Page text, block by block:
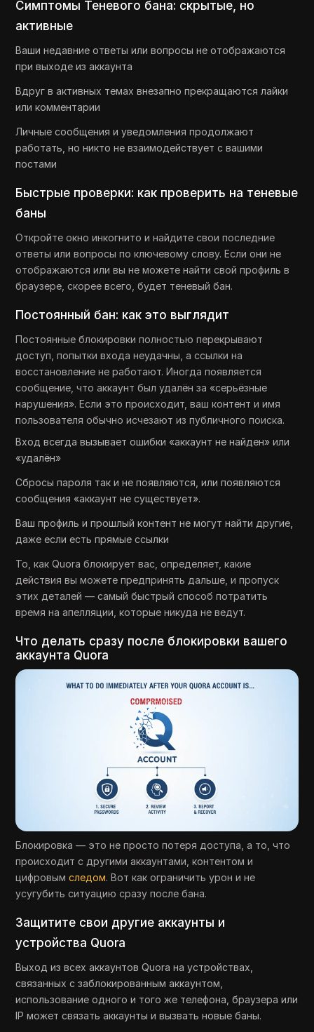
Симптомы Теневого бана: скрытые, но
активные
Ваши недавние ответы или вопросы не отображаются
при выходе из аккаунта
Вдруг в активных темах внезапно прекращаются лайки
или комментарии
Личные сообщения и уведомления продолжают
работать, но никто не взаимодействует с вашими
постами
Быстрые проверки: как проверить на теневые
баны
Откройте окно инкогнито и найдите свои последние
ответы или вопросы по ключевому слову. Если они не
отображаются или вы не можете найти свой профиль в
браузере, скорее всего, будет теневый бан.
Постоянный бан: как это выглядит
Постоянные блокировки полностью перекрывают
доступ, попытки входа неудачны, а ссылки на
восстановление не работают. Иногда появляется
сообщение, что аккаунт был удалён за «серьёзные
нарушения». Если это происходит, ваш контент и имя
пользователя обычно исчезают из публичного поиска.
Вход всегда вызывает ошибки «аккаунт не найден» или
«удалён»
Сбросы пароля так и не появляются, или появляются
сообщения «аккаунт не существует».
Ваш профиль и прошлый контент не могут найти другие,
даже если есть прямые ссылки
То, как Quora блокирует вас, определяет, какие
действия вы можете предпринять дальше, и пропуск
этих деталей — самый быстрый способ потратить
время на апелляции, которые никуда не ведут.
Что делать сразу после блокировки вашего
аккаунта Quora
Блокировка — это не просто потеря доступа, а то, что
происходит с другими аккаунтами, контентом и
цифровымследом. Вот как ограничить урон и не
усугубить ситуацию сразу после бана.
Защитите свои другие аккаунты и
устройства Quora
Выход из всех аккаунтов Quora на устройствах,
связанных с заблокированным аккаунтом,
использование одного и того же телефона, браузера или
IP может связать аккаунты и вызвать новые баны.